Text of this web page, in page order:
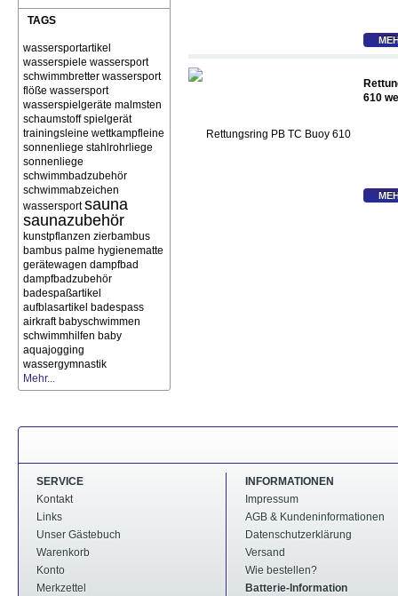
TAGS
wassersportartikel
wasserspiele wassersport
schwimmbretter wassersport
flöße wassersport
wasserspielgeräte malmsten
schaumstoff spielgerät
trainingsleine wettkampfleine
sonnenliege stahlrohrliege
sonnenliege
schwimmbadzubehör
schwimmabzeichen
wassersport sauna
saunazubehör
kunstpflanzen zierbambus
bambus palme hygienematte
gerätewagen dampfbad
dampfbadzubehör
badespaßartikel
aufblasartikel badespass
airkraft babyschwimmen
schwimmhilfen baby
aquajogging
wassergymnastik
Mehr...
610
SERVICE
Kontakt
Links
Unser Gästebuch
Warenkorb
Konto
Merkzettel
INFORMATIONEN
Impressum
AGB & Kundeninformationen
Datenschutzerklärung
Versand
Wie bestellen?
Batterie-Information